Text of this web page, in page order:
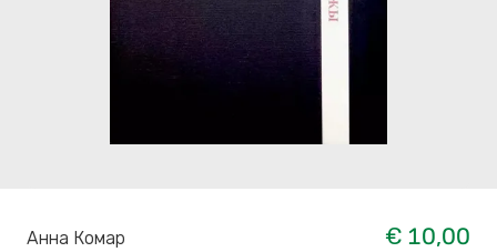
Анна Комар
€ 10,00